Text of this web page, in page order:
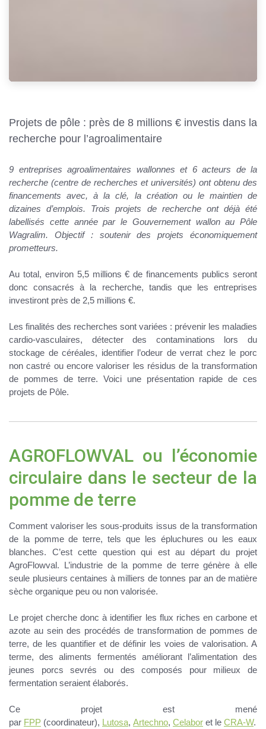
Projets de pôle : près de 8 millions € investis dans la
recherche pour l’agroalimentaire
9 entreprises agroalimentaires wallonnes et 6 acteurs de la
recherche (centre de recherches et universités) ont obtenu des
financements avec, à la clé, la création ou le maintien de
dizaines d’emplois. Trois projets de recherche ont déjà été
labellisés cette année par le Gouvernement wallon au Pôle
Wagralim. Objectif : soutenir des projets économiquement
prometteurs.
Au total, environ 5,5 millions € de financements publics seront
donc consacrés à la recherche, tandis que les entreprises
investiront près de 2,5 millions €.
Les finalités des recherches sont variées : prévenir les maladies
cardio-vasculaires, détecter des contaminations lors du
stockage de céréales, identifier l’odeur de verrat chez le porc
non castré ou encorevaloriser les résidus de la transformation
de pommes de terre. Voici une présentation rapide de ces
projets de Pôle.
AGROFLOWVAL ou l’économie
circulaire dans le secteur de la
pomme de terre
Comment valoriser les sous-produits issus de la transformation
de la pomme de terre, tels que les épluchures ou les eaux
blanches. C’est cette question qui est au départ du projet
AgroFlowval. L’industrie de la pomme de terre génère à elle
seule plusieurs centaines à milliers de tonnes par an de matière
sèche organique peu ou non valorisée.
Le projet cherche donc à identifier les flux riches en carbone et
azote au sein des procédés de transformation de pommes de
terre, de les quantifier et de définir les voies de valorisation. A
terme, des aliments fermentés améliorant l’alimentation des
jeunes porcs sevrés ou des composés pour milieux de
fermentation seraient élaborés.
Ce projet est mené
par FPP (coordinateur), Lutosa, Artechno, Celabor et le CRA-W.